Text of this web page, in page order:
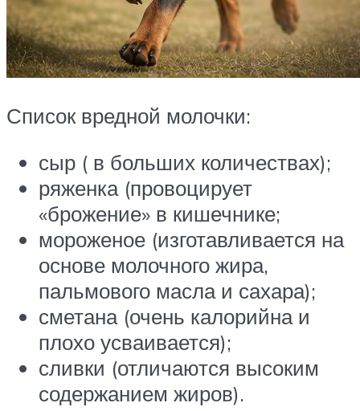
Список вредной молочки:
сыр ( в больших количествах);
ряженка (провоцирует
«брожение» в кишечнике;
мороженое (изготавливается на
основе молочного жира,
пальмового масла и сахара);
сметана (очень калорийна и
плохо усваивается);
сливки (отличаются высоким
содержанием жиров).